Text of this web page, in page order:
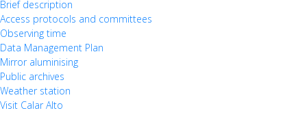
Brief description
Access protocols and committees
Observing time
Data Management Plan
Mirror aluminising
Public archives
Weather station
Visit Calar Alto